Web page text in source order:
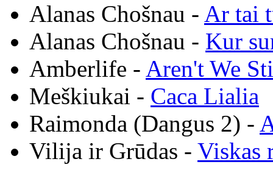
Alanas Chošnau - Ar tai
Alanas Chošnau - Kur
Amberlife - Aren't We
Meškiukai - Caca Lialia
Raimonda (Dangus 2) -
Vilija ir Grūdas - Viskas